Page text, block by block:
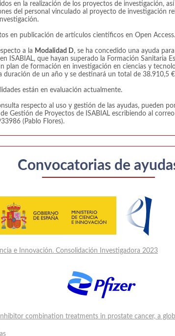
en la realización de los proyectos de investigación,
del personal vinculado al proyecto de investigación
en publicación de artículos científicos en Open Access.
a la Modalidad D, se ha concedido una ayuda
ISABIAL, que hayan superado la Formación Sanitaria
plan de formación en investigación en ciencias y
duración de un año y se destinará un total de 38.910,5
están en evaluación actualmente.
respecto al uso y gestión de las ayudas, pueden
Gestión de Proyectos de ISABIAL escribiendo al correo
(Pablo Flores).
Convocatorias de
e Innovación. Consolidación Investigadora 2023
Inhibitor combination treatments in prostate cancer, a